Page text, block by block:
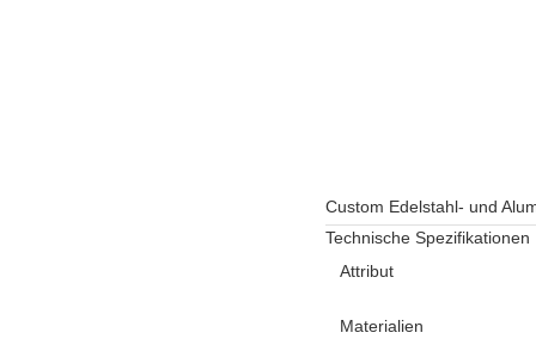
Custom Edelstahl- und
Technische Spezifikationen
Attribut
Materialien